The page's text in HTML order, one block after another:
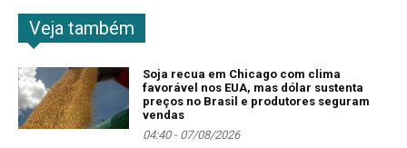
Veja também
Soja recua em Chicago com clima
favorável nos EUA, mas dólar sustenta
preços no Brasil e produtores seguram
vendas
04:40 - 07/08/2026